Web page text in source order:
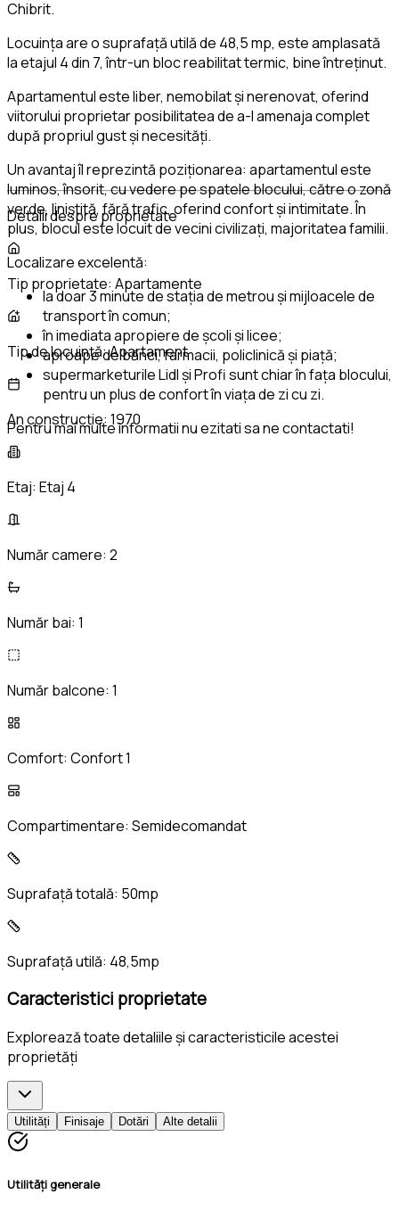
Chibrit.
Locuința are o suprafață utilă de 48,5 mp, este amplasată
la etajul 4 din 7, într-un bloc reabilitat termic, bine întreținut.
Apartamentul este liber, nemobilat și nerenovat, oferind
viitorului proprietar posibilitatea de a-l amenaja complet
după propriul gust și necesități.
Un avantaj îl reprezintă poziționarea: apartamentul este
luminos, însorit, cu vedere pe spatele blocului, către o zonă
verde, liniștită, fără trafic, oferind confort și intimitate. În
plus, blocul este locuit de vecini civilizați, majoritatea familii.
Localizare excelentă:
la doar 3 minute de stația de metrou și mijloacele de
transport în comun;
în imediata apropiere de școli și licee;
aproape de bănci, farmacii, policlinică și piață;
supermarketurile Lidl și Profi sunt chiar în fața blocului,
pentru un plus de confort în viața de zi cu zi.
Pentru mai multe informatii nu ezitati sa ne contactati!
Detalii despre proprietate
Tip proprietate: Apartamente
Tip de locuință:Apartament
An construcție: 1970
Etaj: Etaj 4
Număr camere: 2
Număr bai: 1
Număr balcone: 1
Comfort: Confort 1
Compartimentare: Semidecomandat
Suprafață totală: 50mp
Suprafață utilă: 48,5mp
Caracteristici proprietate
Explorează toate detaliile și caracteristicile acestei
proprietăți
Utilități Finisaje Dotări Alte detalii
Utilități generale